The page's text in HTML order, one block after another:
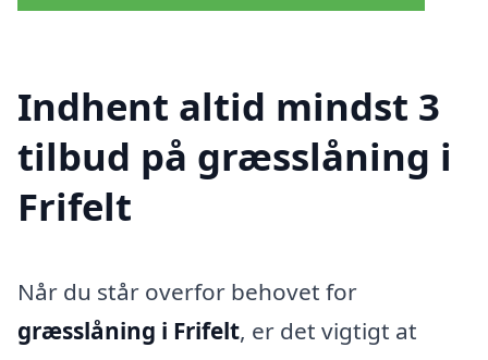
Indhent altid mindst 3
tilbud på græsslåning i
Frifelt
Når du står overfor behovet for
græsslåning i Frifelt, er det vigtigt at